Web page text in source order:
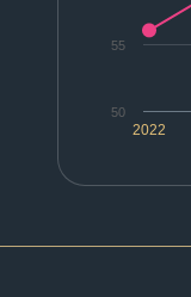
2022
50
55